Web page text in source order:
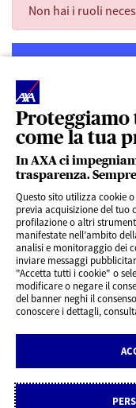
Proteggiamo
come la tua
In AXA ci
trasparenza.
Questo sito utilizza cookie
previa acquisizione del tuo
profilazione o altri
manifestate nell’ambito
analisi e monitoraggio dei
inviare messaggi
"Accetta tutti i cookie" o
modificare o negare il
del banner neghi il
conoscere i dettagli,
Non hai i ruoli
LINK UTILI
ACCESSO VELOCE
SERVIZI AL
CHI SIAMO